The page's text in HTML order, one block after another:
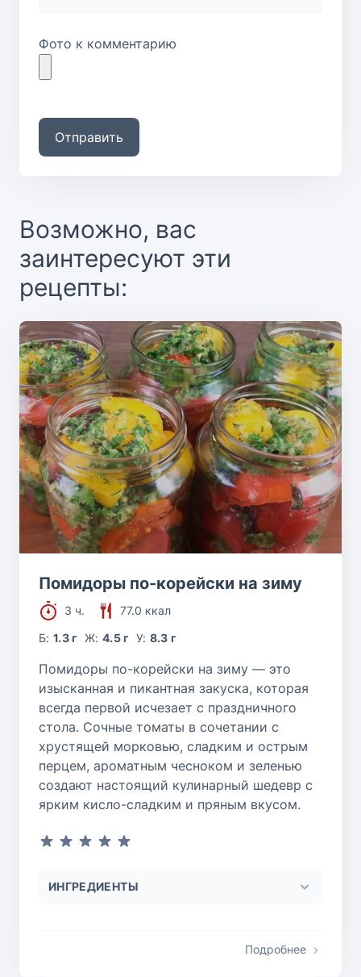
Фото к комментарию
Отправить
Возможно, вас
заинтересуют эти
рецепты:
Помидоры по-корейски на зиму
3 ч.
77.0 ккал
Б:1.3 г Ж: 4.5 г У: 8.3 г
Помидоры по-корейски на зиму — это
изысканная и пикантная закуска, которая
всегда первой исчезает с праздничного
стола. Сочные томаты в сочетании с
хрустящей морковью, сладким и острым
перцем, ароматным чесноком и зеленью
создают настоящий кулинарный шедевр с
ярким кисло-сладким и пряным вкусом.
ИНГРЕДИЕНТЫ
Подробнее